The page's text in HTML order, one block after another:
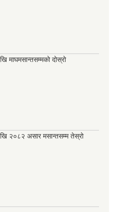
माघमसान्तसम्मको दोस्रो
२०८२ असार मसान्तसम्म तेस्रो